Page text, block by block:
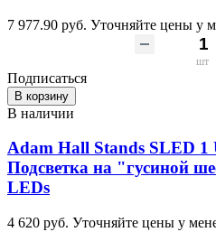
7 977.90 руб. Уточняйте цены у
шт
Подписаться
В корзину
В наличии
Adam Hall Stands SLED
Подсветка на "гусиной
LEDs
4 620 руб. Уточняйте цены у